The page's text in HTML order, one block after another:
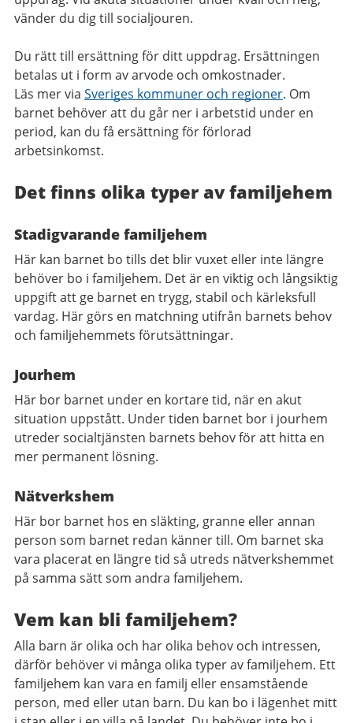
vänder du dig till socialjouren.
Du rätt till ersättning för ditt uppdrag. Ersättningen
betalas ut i form av arvode och omkostnader.
Läs mer via Sveriges kommuner och regioner. Om
barnet behöver att du går ner i arbetstid under en
period, kan du få ersättning för förlorad
arbetsinkomst.
Det finns olika typer av familjehem
Stadigvarande familjehem
Här kan barnet bo tills det blir vuxet eller inte längre
behöver bo i familjehem. Det är en viktig och långsiktig
uppgift att ge barnet en trygg, stabil och kärleksfull
vardag. Här görs en matchning utifrån barnets behov
och familjehemmets förutsättningar.
Jourhem
Här bor barnet under en kortare tid, när en akut
situation uppstått. Under tiden barnet bor i jourhem
utreder socialtjänsten barnets behov för att hitta en
mer permanent lösning.
Nätverkshem
Här bor barnet hos en släkting, granne eller annan
person som barnet redan känner till. Om barnet ska
vara placerat en längre tid så utreds nätverkshemmet
på samma sätt som andra familjehem.
Vem kan bli familjehem?
Alla barn är olika och har olika behov och intressen,
därför behöver vi många olika typer av familjehem. Ett
familjehem kan vara en familj eller ensamstående
person, med eller utan barn. Du kan bo i lägenhet mitt